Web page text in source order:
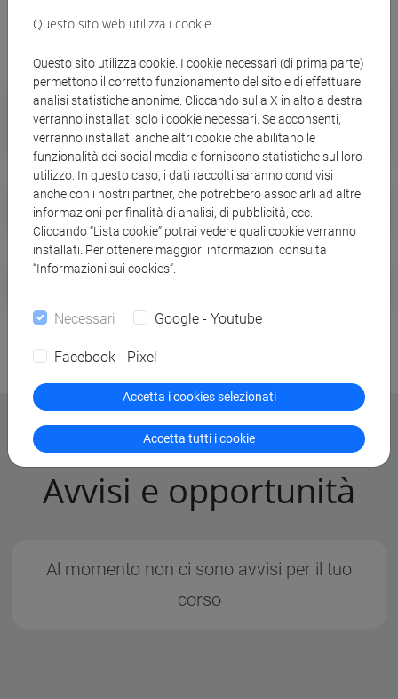
Student Health Center
Assistenza sanitaria per fuori sede
Accesso alla rete wifi
Bandi di collaborazioni studentesche
Avvisi e opportunità
Al momento non ci sono avvisi per il tuo
corso
Questo sito web utilizza i cookie
Questo sito utilizza cookie. I cookie necessari (di prima parte)
permettono il corretto funzionamento del sito e di effettuare
analisi statistiche anonime. Cliccando sulla X in alto a destra
verranno installati solo i cookie necessari. Se acconsenti,
verranno installati anche altri cookie che abilitano le
funzionalità dei social media e forniscono statistiche sul loro
utilizzo. In questo caso, i dati raccolti saranno condivisi
anche con i nostri partner, che potrebbero associarli ad altre
informazioni per finalità di analisi, di pubblicità, ecc.
Cliccando “Lista cookie” potrai vedere quali cookie verranno
installati. Per ottenere maggiori informazioni consulta
“Informazioni sui cookies”.
Necessari Google - Youtube
Facebook - Pixel
Accetta i cookies selezionati
Accetta tutti i cookie